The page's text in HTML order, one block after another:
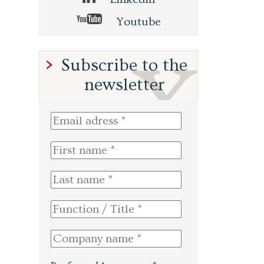
Youtube
Subscribe to the
newsletter